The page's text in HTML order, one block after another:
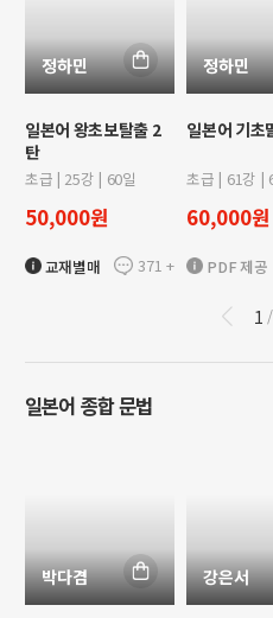
정하민
일본어 왕초보탈출 2
탄
초급 | 25강 | 60일
50,000원
교재별매 371 +
정하민
일본어 기초
초급 | 61강 |
60,000원
PDF 제공
1 /
일본어 종합 문법
박다겸 강은서